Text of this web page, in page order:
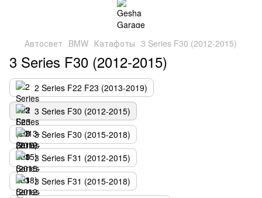
Автосвет BMW Катафоты 3 Series F30 (2012-2015)
3 Series F30 (2012-2015)
2 Series F22 F23 (2013-2019)
3 Series F30 (2012-2015)
3 Series F30 (2015-2018)
3 Series F31 (2012-2015)
3 Series F31 (2015-2018)